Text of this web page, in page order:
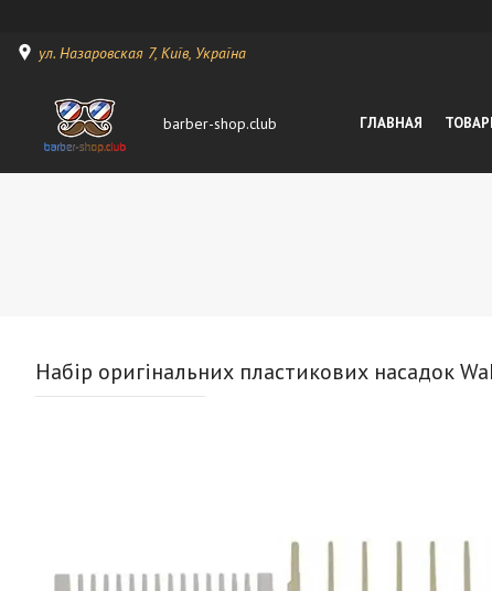
ул. Назаровская 7, Київ, Україна
barber-shop.club ГЛАВНАЯ
Набір оригінальних пластикових насадок